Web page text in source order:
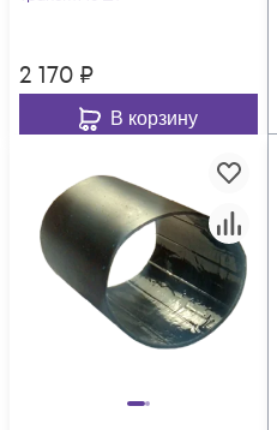
2 170 ₽
В корзину